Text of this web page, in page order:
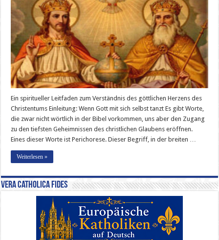
Ein spiritueller Leitfaden zum Verständnis des göttlichen Herzens des
Christentums Einleitung: Wenn Gott mit sich selbst tanzt Es gibt Worte,
die zwar nicht wörtlich in der Bibel vorkommen, uns aber den Zugang
zu den tiefsten Geheimnissen des christlichen Glaubens eröffnen.
Eines dieser Worte ist Perichorese. Dieser Begriff, in der breiten …
Weiterlesen »
Vera Catholica Fides